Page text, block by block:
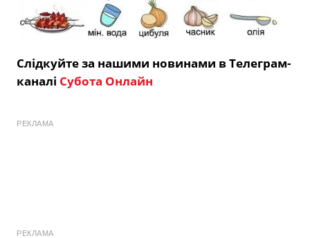
Слідкуйте за нашими новинами в Телеграм-
каналі Субота Онлайн
РЕКЛАМА
РЕКЛАМА